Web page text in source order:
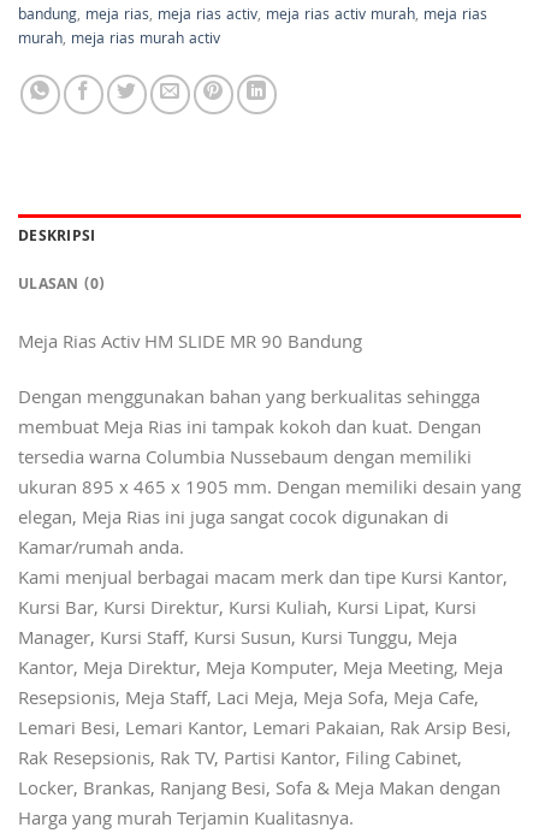
bandung, meja rias, meja rias activ, meja rias activ murah, meja rias
murah, meja rias murah activ
DESKRIPSI
ULASAN (0)
Meja Rias Activ HM SLIDE MR 90 Bandung
Dengan menggunakan bahan yang berkualitas sehingga
membuat Meja Rias ini tampak kokoh dan kuat. Dengan
tersedia warna Columbia Nussebaum dengan memiliki
ukuran 895 x 465 x 1905 mm. Dengan memiliki desain yang
elegan, Meja Rias ini juga sangat cocok digunakan di
Kamar/rumah anda.
Kami menjual berbagai macam merk dan tipe Kursi Kantor,
Kursi Bar, Kursi Direktur, Kursi Kuliah, Kursi Lipat, Kursi
Manager, Kursi Staff, Kursi Susun, Kursi Tunggu, Meja
Kantor, Meja Direktur, Meja Komputer, Meja Meeting, Meja
Resepsionis, Meja Staff, Laci Meja, Meja Sofa, Meja Cafe,
Lemari Besi, Lemari Kantor, Lemari Pakaian, Rak Arsip Besi,
Rak Resepsionis, Rak TV, Partisi Kantor, Filing Cabinet,
Locker, Brankas, Ranjang Besi, Sofa & Meja Makan dengan
Harga yang murah Terjamin Kualitasnya.